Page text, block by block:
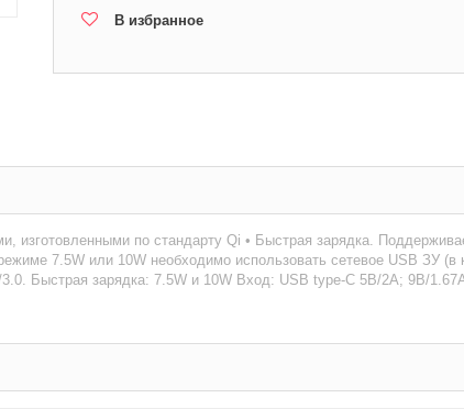
В избранное
изготовленными по стандарту Qi • Быстрая зарядка.
7.5W или 10W необходимо использовать сетевое USB ЗУ (в
Быстрая зарядка: 7.5W и 10W Вход: USB type-C 5В/2A; 9В/